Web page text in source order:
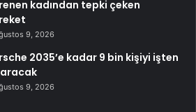
kadından tepki çeken
9, 2026
2035’e kadar 9 bin kişiyi işten
9, 2026